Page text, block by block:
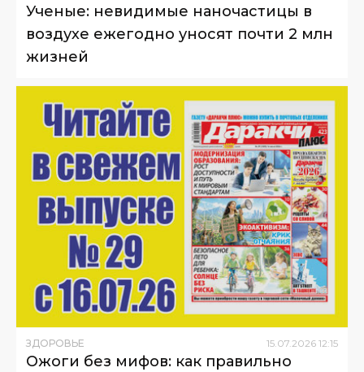
Ученые: невидимые наночастицы в
воздухе ежегодно уносят почти 2 млн
жизней
ЗДОРОВЬЕ 15.07.2026 12:15
Ожоги без мифов: как правильно